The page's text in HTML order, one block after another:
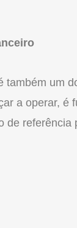
também um
a operar, é
de